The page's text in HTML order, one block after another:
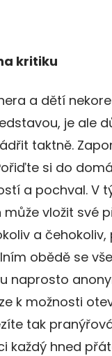
kritiku
a dětí
je ale
taktně.
si do
a pochval. V
může vložit své
a čehokoliv,
obědě se
naprosto
k možnosti
tak
každý hned